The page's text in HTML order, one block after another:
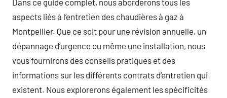
aspects liés à l’entretien des chaudières à gaz à
Montpellier. Que ce soit pour une révision annuelle, un
dépannage d’urgence ou même une installation, nous
vous fournirons des conseils pratiques et des
informations sur les différents contrats d’entretien qui
existent. Nous explorerons également les spécificités